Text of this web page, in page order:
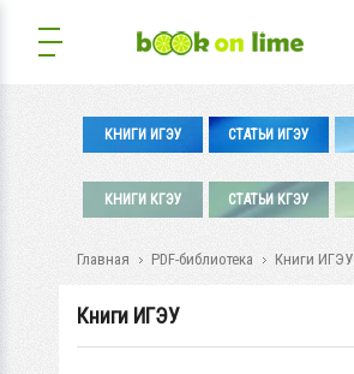
КНИГИ ИГЭУ СТАТЬИ ИГЭУ
КНИГИ КГЭУ СТАТЬИ КГЭУ
Главная PDF-библиотека Книги ИГЭУ
Книги ИГЭУ